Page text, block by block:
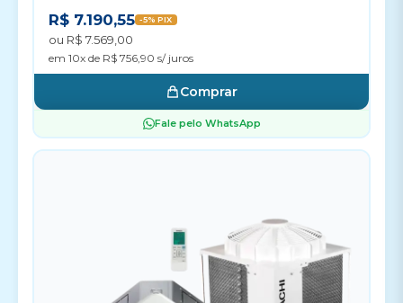
R$ 7.190,55 -5% PIX
ou R$ 7.569,00
em 10x de R$ 756,90 s/ juros
Comprar
Fale pelo WhatsApp